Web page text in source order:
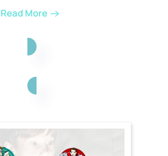
Read More